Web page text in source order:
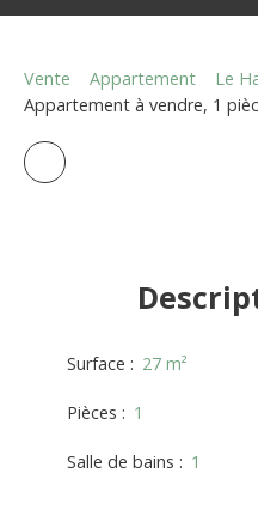
Vente Appartement
Le
Appartement à vendre, 1
Surface : 27 m²
Pièces : 1
Salle de bains : 1